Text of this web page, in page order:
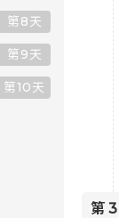
第8天
第9天
第10天
第 3